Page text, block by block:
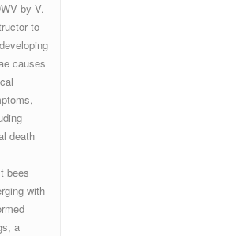
by V.
to
causes
death
bees
with
a